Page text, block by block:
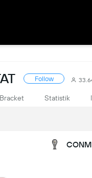
Follow
Bracket Statistik